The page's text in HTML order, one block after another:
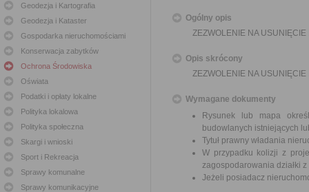
Geodezja i Kartografia
Geodezja i Kataster
Gospodarka nieruchomościami
Konserwacja zabytków
Ochrona Środowiska
Oświata
Podatki i opłaty lokalne
Polityka lokalowa
Polityka społeczna
Skargi i wnioski
Sport i Rekreacja
Sprawy komunalne
Sprawy komunikacyjne
Ogólny opis
ZEZWOLENIE NA
Opis skrócony
ZEZWOLENIE NA
Wymagane dokumenty
Rysunek lub mapa
budowlanych istniejących
Tytuł prawny władania
W przypadku kolizji z
zagospodarowania działki
Jeżeli posiadacz